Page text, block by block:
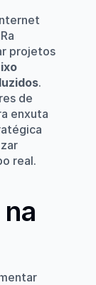
projetos
.
de
enxuta
real.